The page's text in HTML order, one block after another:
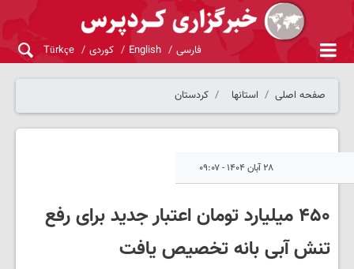
فارسی English کوردی Türkçe
صفحه اصلی استانها کردستان
۲۸ آبان ۱۴۰۴ - ۰۹:۰۷
۴۵۰ میلیارد تومان اعتبار جدید برای رفع
تنش آبی بانه تخصیص یافت